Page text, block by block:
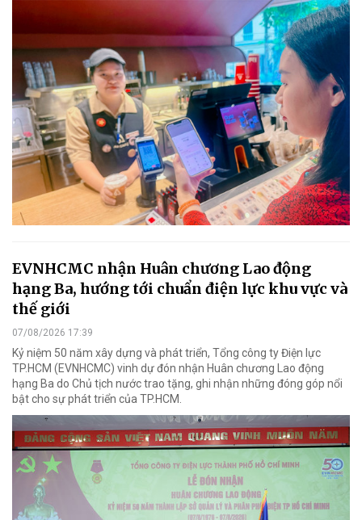
EVNHCMC nhận Huân chương Lao động
hạng Ba, hướng tới chuẩn điện lực khu vực và
thế giới
07/08/2026 17:39
Kỷ niệm 50 năm xây dựng và phát triển, Tổng công ty Điện lực
TP.HCM (EVNHCMC) vinh dự đón nhận Huân chương Lao động
hạng Ba do Chủ tịch nước trao tặng, ghi nhận những đóng góp nổi
bật cho sự phát triển của TP.HCM.